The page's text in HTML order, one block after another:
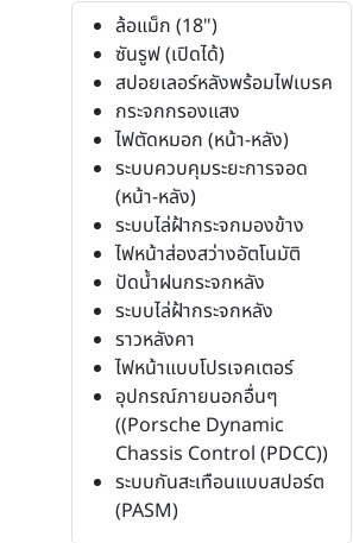
ล้อแม็ก (18")
ซันรูฟ (เปิดได้)
สปอยเลอร์หลังพร้อมไฟเบรค
กระจกกรองแสง
ไฟตัดหมอก (หน้า-หลัง)
ระบบควบคุมระยะการจอด
(หน้า-หลัง)
ระบบไล่ฝ้ากระจกมองข้าง
ไฟหน้าส่องสว่างอัตโนมัติ
ปัดน้ำฝนกระจกหลัง
ระบบไล่ฝ้ากระจกหลัง
ราวหลังคา
ไฟหน้าแบบโปรเจคเตอร์
อุปกรณ์ภายนอกอื่นๆ
((Porsche Dynamic
Chassis Control (PDCC))
ระบบกันสะเทือนแบบสปอร์ต
(PASM)